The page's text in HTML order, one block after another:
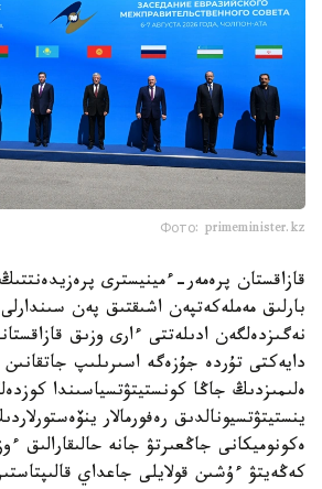
Фото: primeminister.kz
قازاقستان پرەمەر-ءمينيسترى
بارلىق مەملەكەتپەن اشىقتىق پەن
نەگىزدەلگەن ادىلەتتى ءارى وزىق
دايەكتى تۇردە جۇزەگە اسىرىلىپ
ەلىمىزدىڭ جاڭا كونستيتۋتسياسىندا
ينستيتۋتسيونالدىق رەفورمالار
ەكونوميكانى جاڭعىرتۋ جانە حالىقارالىق
كەڭەيتۋ ءۇشىن قولايلى جاعداي